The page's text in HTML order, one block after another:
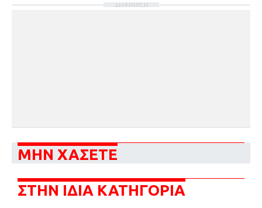
ΔΙΑΦΗΜΙΣΗ
ΜΗΝ ΧΑΣΕΤΕ
ΣΤΗΝ ΙΔΙΑ ΚΑΤΗΓΟΡΙΑ